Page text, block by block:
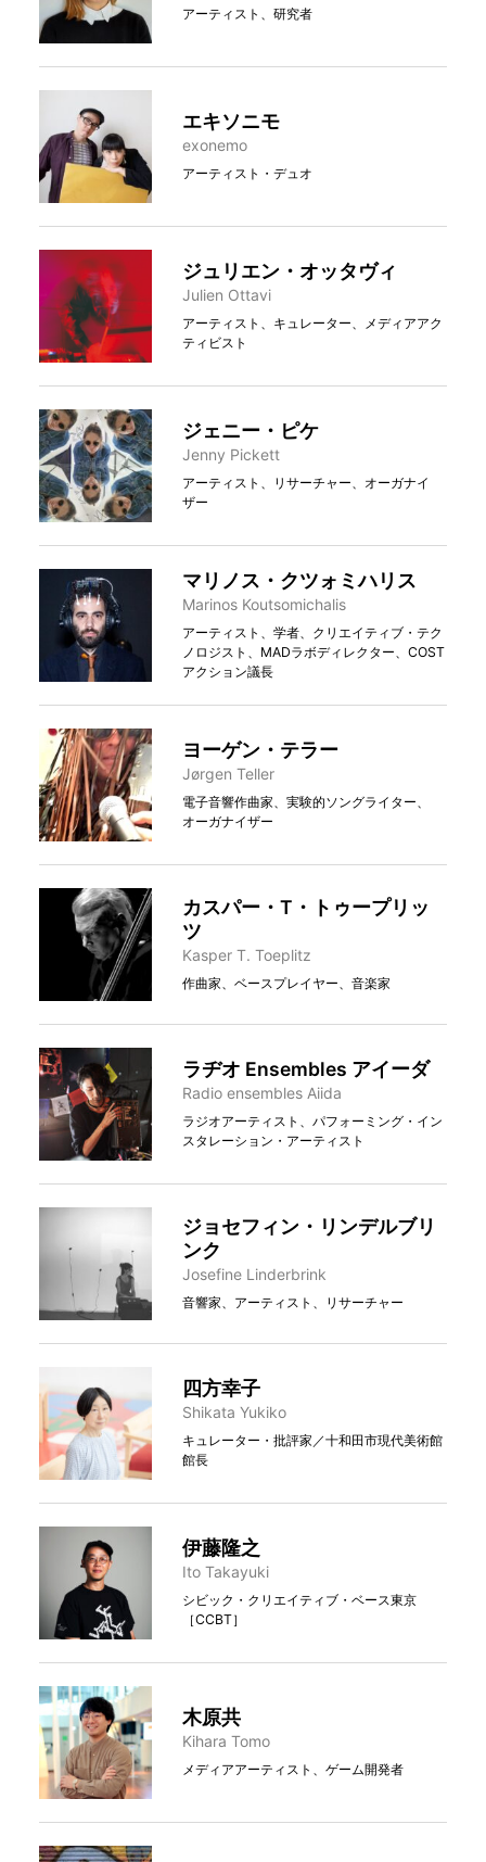
アーティスト、研究者
エキソニモ
exonemo
アーティスト・デュオ
ジュリエン・オッタヴィ
Julien Ottavi
アーティスト、キュレーター、メディアアク
ティビスト
ジェニー・ピケ
Jenny Pickett
アーティスト、リサーチャー、オーガナイ
ザー
マリノス・クツォミハリス
Marinos Koutsomichalis
アーティスト、学者、クリエイティブ・テク
ノロジスト、MADラボディレクター、COST
アクション議長
ヨーゲン・テラー
Jørgen Teller
電子音響作曲家、実験的ソングライター、
オーガナイザー
カスパー・T・トゥープリッ
ツ
Kasper T. Toeplitz
作曲家、ベースプレイヤー、音楽家
ラヂオ Ensembles アイーダ
Radio ensembles Aiida
ラジオアーティスト、パフォーミング・イン
スタレーション・アーティスト
ジョセフィン・リンデルブリ
ンク
Josefine Linderbrink
音響家、アーティスト、リサーチャー
四方幸子
Shikata Yukiko
キュレーター・批評家／十和田市現代美術館
館長
伊藤隆之
Ito Takayuki
シビック・クリエイティブ・ベース東京
［CCBT］
木原共
Kihara Tomo
メディアアーティスト、ゲーム開発者